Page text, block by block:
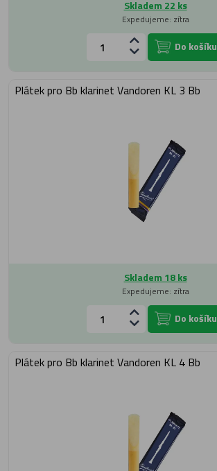
Skladem 22 ks
Expedujeme: zítra
Do košíku
Plátek pro Bb klarinet Vandoren KL 3 Bb
Skladem 18 ks
Expedujeme: zítra
Do košíku
Plátek pro Bb klarinet Vandoren KL 4 Bb